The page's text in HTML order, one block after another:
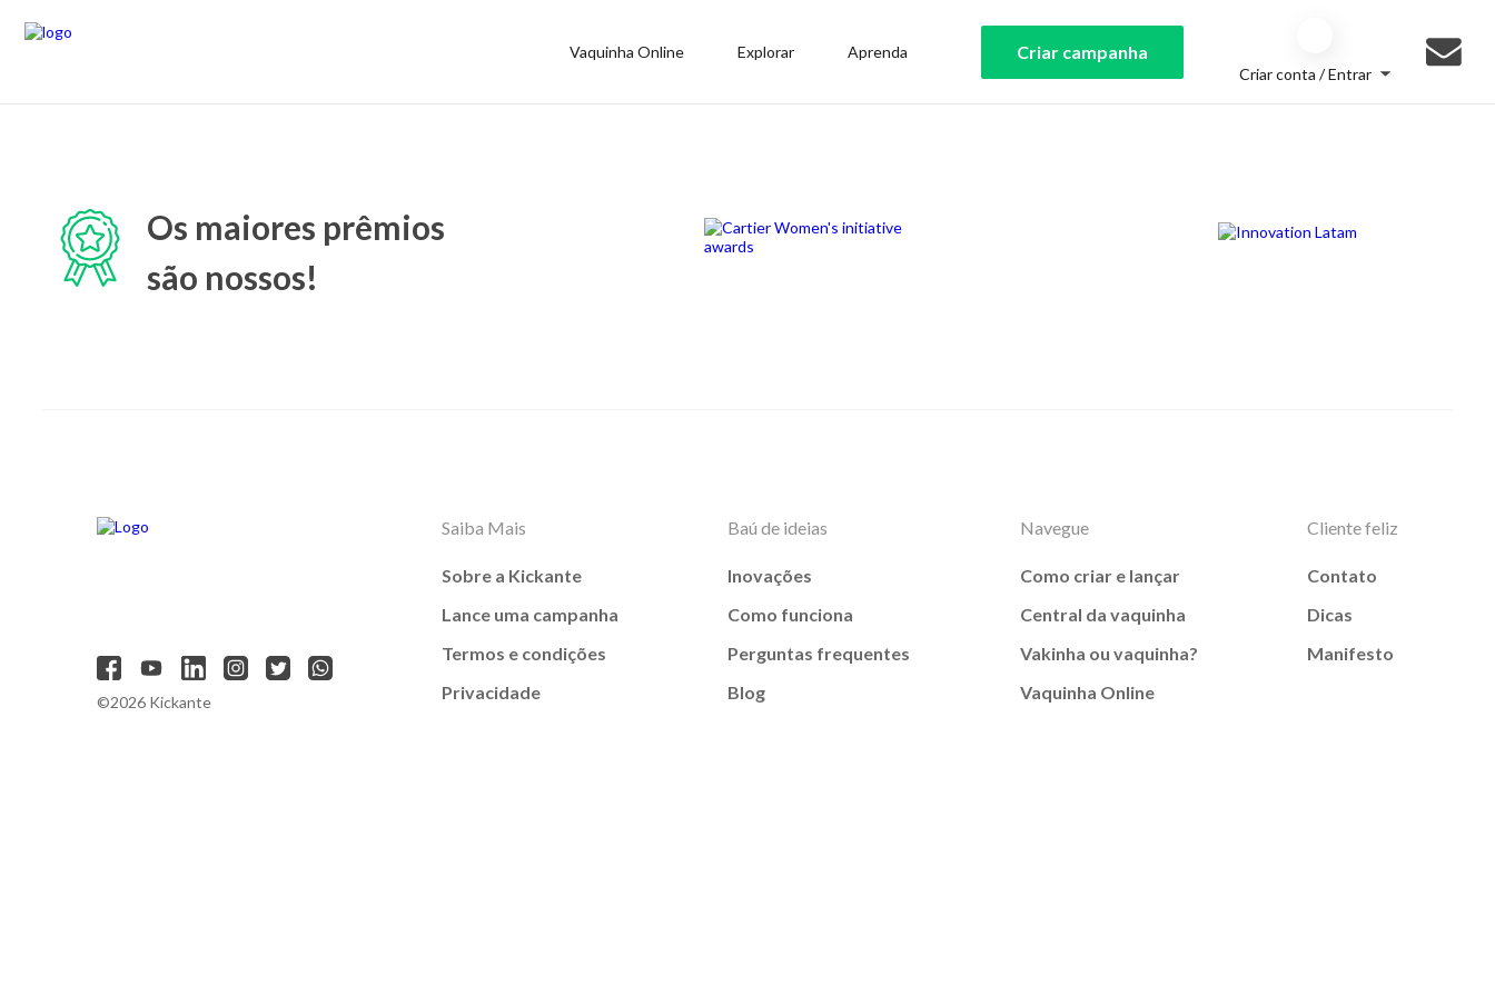
Vaquinha Online Explorar Aprenda Criar campanha
Criar conta / Entrar
Os maiores prêmios
são nossos!
©2026 Kickante
Saiba Mais
Sobre a Kickante
Lance uma campanha
Termos e condições
Privacidade
Baú de ideias
Inovações
Como funciona
Perguntas frequentes
Blog
Navegue
Como criar e lançar
Central da vaquinha
Vakinha ou vaquinha?
Vaquinha Online
Cliente feliz
Contato
Dicas
Manifesto